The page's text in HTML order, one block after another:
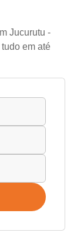
Jucurutu -
em até